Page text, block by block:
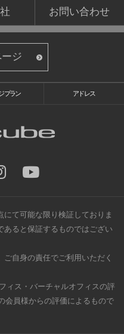
お問い合わせ
ジ
プラン アドレス
て可能な限り検証しておりま
あると保証するものではござい
自身の責任でご利用いただく
ィス・バーチャルオフィスの評
会員様からの評価によるもので